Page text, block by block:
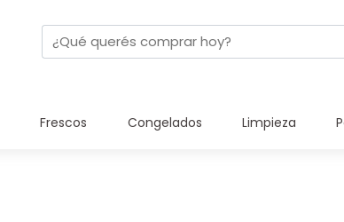
Frescos Congelados Limpieza